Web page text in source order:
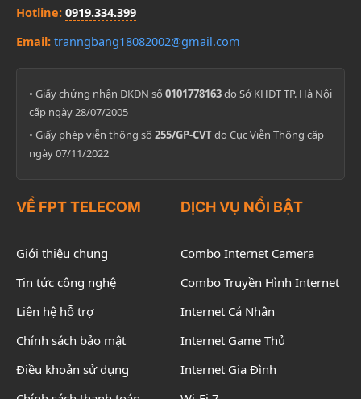
Hotline: 0919.334.399
Email: tranngbang18082002@gmail.com
• Giấy chứng nhận ĐKDN số 0101778163do Sở KHĐT TP. Hà Nội
cấp ngày 28/07/2005
• Giấy phép viễn thông số 255/GP-CVTdo Cục Viễn Thông cấp
ngày 07/11/2022
VỀ FPT TELECOM
Giới thiệu chung
Tin tức công nghệ
Liên hệ hỗ trợ
Chính sách bảo mật
Điều khoản sử dụng
DỊCH VỤ NỔI BẬT
Combo Internet Camera
Combo Truyền Hình Internet
Internet Cá Nhân
Internet Game Thủ
Internet Gia Đình